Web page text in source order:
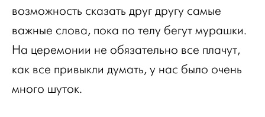
возможность сказать друг другу самые
важные слова, пока по телу бегут мурашки.
На церемонии не обязательно все плачут,
как все привыкли думать, у нас было очень
много шуток.